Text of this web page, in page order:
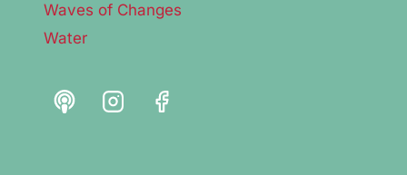
Waves of Changes
Water